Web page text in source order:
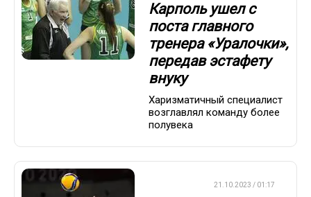
Карполь ушел с
поста главного
тренера «Уралочки»,
передав эстафету
внуку
Харизматичный специалист
возглавлял команду более
полувека
21.10.2023 / 01:17